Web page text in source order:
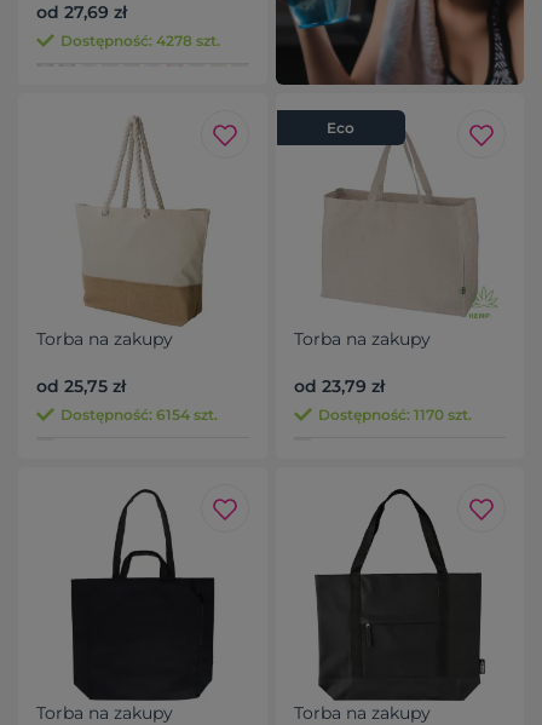
od 27,69 zł
Dostępność: 4278 szt.
Torba na zakupy
od 25,75 zł
Dostępność: 6154 szt.
Eco
Torba na zakupy
od 23,79 zł
Dostępność: 1170 szt.
Torba na zakupy Torba na zakupy